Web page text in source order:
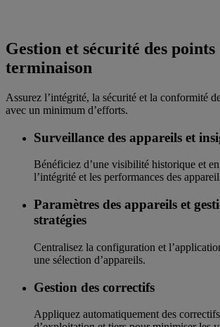
Gestion et sécurité des points
terminaison
Assurez l’intégrité, la sécurité et la conformité
avec un minimum d’efforts.
Surveillance des appareils et
Bénéficiez d’une visibilité historique et
l’intégrité et les performances des
Paramètres des appareils et
stratégies
Centralisez la configuration et
une sélection d’appareils.
Gestion des correctifs
Appliquez automatiquement des